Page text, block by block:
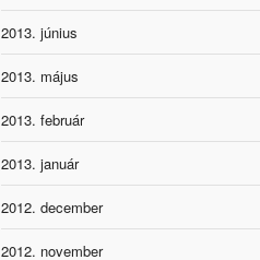
2013. június
2013. május
2013. február
2013. január
2012. december
2012. november